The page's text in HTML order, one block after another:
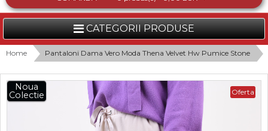
CATEGORII PRODUSE
FEMEI
BARBATI
INCALTAMINTE DAMA
Home Pantaloni Dama Vero Moda Thena Velvet Hw Pumice Stone
Oferta
Noua
Colectie